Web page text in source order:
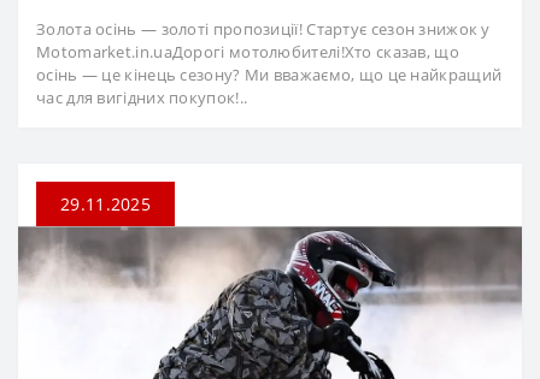
Золота осінь — золоті пропозиції! Стартує сезон знижок у
Motomarket.in.uaДорогі мотолюбителі!Хто сказав, що
осінь — це кінець сезону? Ми вважаємо, що це найкращий
час для вигідних покупок!..
29.11.2025